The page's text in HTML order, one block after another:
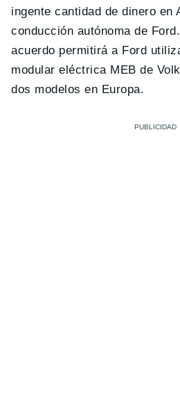
ingente cantidad de dinero en
conducción autónoma de
acuerdo permitirá a Ford
modular eléctrica MEB de
dos modelos en Europa.